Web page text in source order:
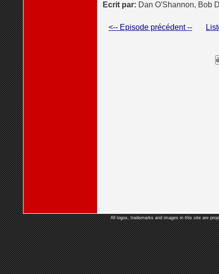
Ecrit par: Dan O'Shannon, Bob
<-- Episode précédent --
All logos, trademarks and images in this site are